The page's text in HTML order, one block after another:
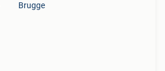
Brugge